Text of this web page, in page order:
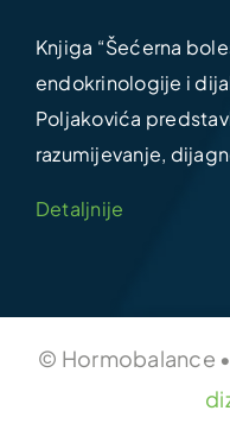
Knjiga “Šećerna
endokrinologije i
Poljakovića
razumijevanje,
Detaljnije
© Hormobalance